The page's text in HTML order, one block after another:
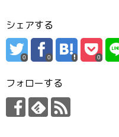
シェアする
0 0 0
フォローする